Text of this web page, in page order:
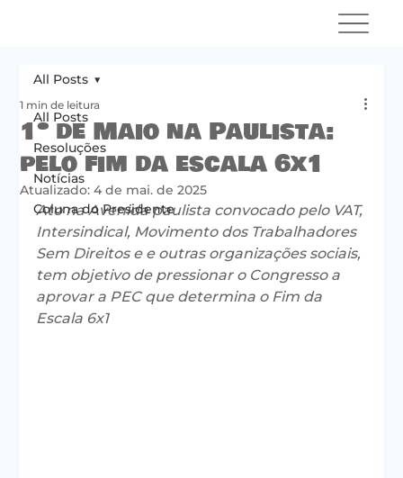
All Posts
Resoluções
Notícias
Coluna do Presidente
All Posts
1º de Maio na Paulista:
pelo fim da escala 6x1
1 min de leitura
Atualizado:4 de mai. de 2025
Ato na Avenida paulista convocado pelo VAT,
Intersindical, Movimento dos Trabalhadores
Sem Direitos e e outras organizações sociais,
tem objetivo de pressionar o Congresso a
aprovar a PEC que determina o Fim da
Escala 6x1